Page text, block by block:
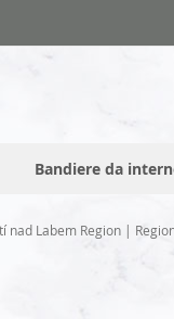
Bandiere da
nad Labem Region |